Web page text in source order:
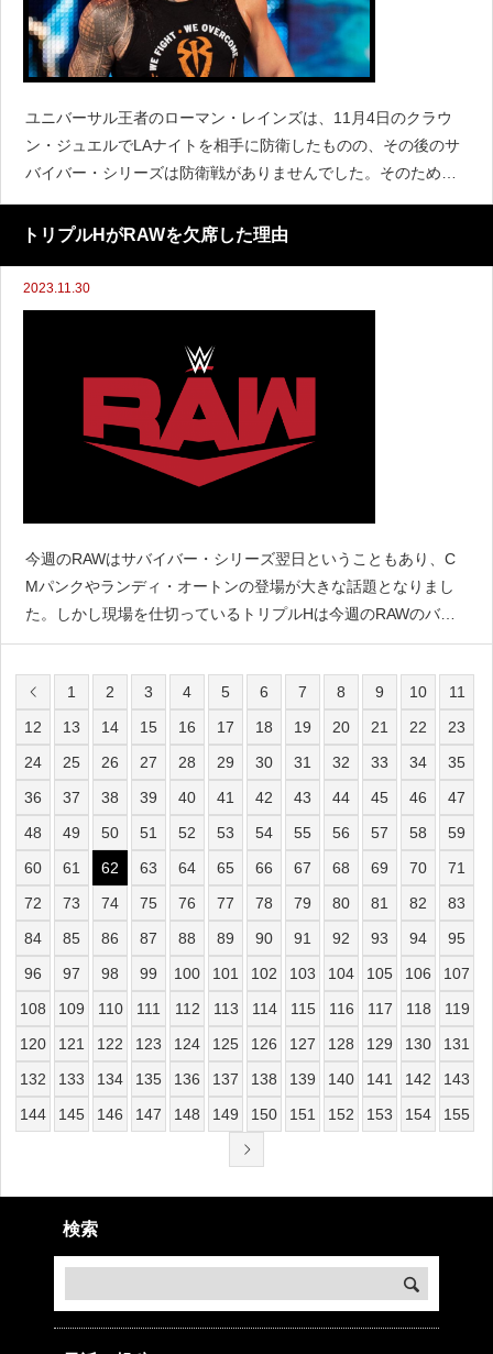
ユニバーサル王者のローマン・レインズは、11月4日のクラウ
ン・ジュエルでLAナイトを相手に防衛したものの、その後のサ
バイバー・シリーズは防衛戦がありませんでした。そのため今
後は1月のロイヤルランブルで防衛戦を行うことが予想されてい
ます。WWEはレインズが今後登場するSmackDown
トリプルHがRAWを欠席した理由
2023.11.30
今週のRAWはサバイバー・シリーズ翌日ということもあり、C
Mパンクやランディ・オートンの登場が大きな話題となりまし
た。しかし現場を仕切っているトリプルHは今週のRAWのバッ
クステージに不在だったとされており、代わりにブルース・プ
1
2 3 4 5 6 7 8 9 10
11
12
13 14 15 16 17 18 19 20 21 22
23
24
25 26 27 28 29 30 31 32 33 34
35
36
37 38 39 40 41 42 43 44 45 46
47
48
49 50 51 52 53 54 55 56 57 58
59
60
61 62 63 64 65 66 67 68 69 70
71
72
73 74 75 76 77 78 79 80 81 82
83
84
85 86 87 88 89 90 91 92 93 94
95
96
97 98 99 100 101 102 103 104 105 106
107
108
109 110 111 112 113 114 115 116 117 118
119
120
121 122 123 124 125 126 127 128 129 130
131
132
133 134 135 136 137 138 139 140 141 142
143
144
145 146 147 148 149 150 151 152 153 154 155
検索